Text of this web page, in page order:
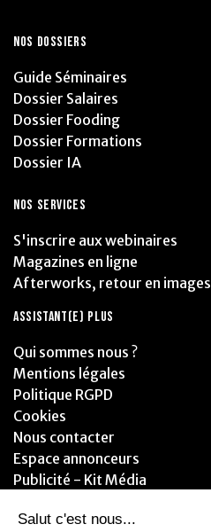
NOS DOSSIERS
Guide Séminaires
Dossier Salaires
Dossier Fooding
Dossier Formations
Dossier IA
NOS SERVICES
S'inscrire aux webinaires
Magazines en ligne
Afterworks, retour en images
ASSISTANT(E) PLUS
Qui sommes nous ?
Mentions légales
Politique RGPD
Cookies
Nous contacter
Espace annonceurs
Publicité - Kit Média
PARTENAIRES